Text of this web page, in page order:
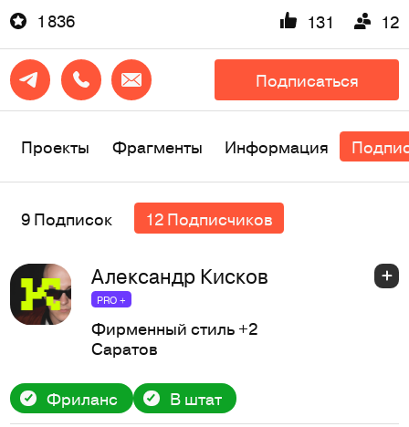
1 836
131 12
Подписаться
Проекты Фрагменты Информация
9 Подписок 12 Подписчиков
Александр Кисков
PRO +
Фирменный стиль +2
Саратов
Фриланс В штат